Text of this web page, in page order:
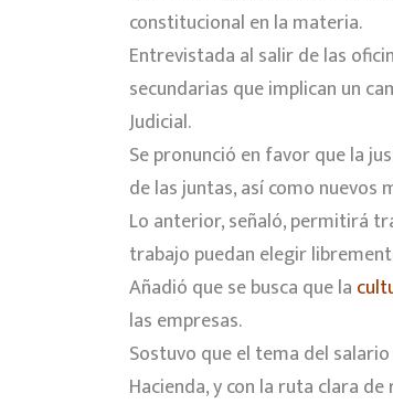
constitucional en la materia.
Entrevistada al salir de las
secundarias que implican un
Judicial.
Se pronunció en favor que la
de las juntas, así como
Lo anterior, señaló, permitirá
trabajo puedan elegir
Añadió que se busca que la
las empresas.
Sostuvo que el tema del
Hacienda, y con la ruta clara